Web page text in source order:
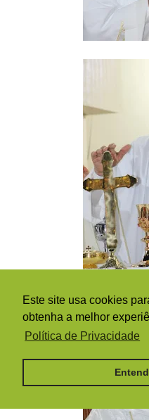
Este site usa cookies
obtenha a melhor
Política de Privacidade